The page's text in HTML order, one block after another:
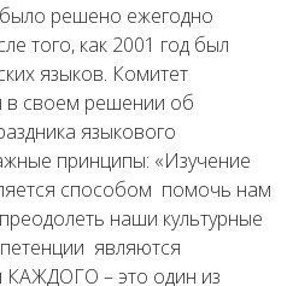
решено ежегодно
того, как 2001 год был
языков. Комитет
в своем решении об
языкового
принципы: «Изучение
способом помочь нам
наши культурные
являются
КАЖДОГО – это один из